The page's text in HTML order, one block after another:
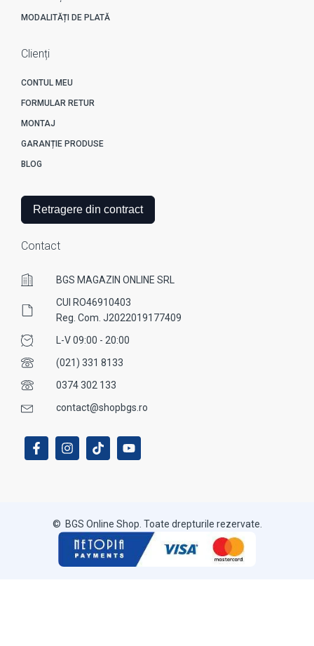
MODALITĂȚI DE PLATĂ
Clienți
CONTUL MEU
FORMULAR RETUR
MONTAJ
GARANȚIE PRODUSE
BLOG
Retragere din contract
Contact
BGS MAGAZIN ONLINE SRL
CUI RO46910403
Reg. Com. J2022019177409
L-V 09:00 - 20:00
(021) 331 8133
0374 302 133
contact@shopbgs.ro
© BGS Online Shop. Toate drepturile rezervate.